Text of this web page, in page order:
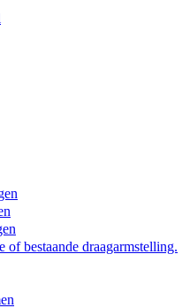
bestaande draagarmstelling.